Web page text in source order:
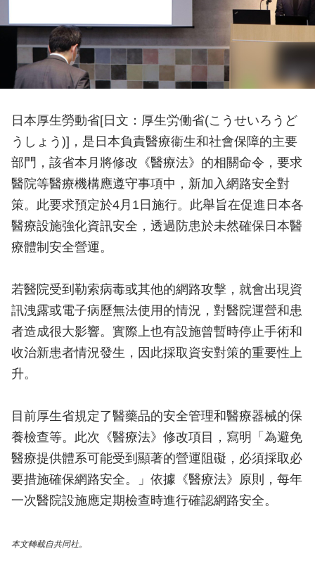
日本厚生勞動省[日文：厚生労働省(こうせいろうど
うしょう)]，是日本負責醫療衞生和社會保障的主要
部門，該省本月將修改《醫療法》的相關命令，要求
醫院等醫療機構應遵守事項中，新加入網路安全對
策。此要求預定於4月1日施行。此舉旨在促進日本各
醫療設施強化資訊安全，透過防患於未然確保日本醫
療體制安全營運。
若醫院受到勒索病毒或其他的網路攻擊，就會出現資
訊洩露或電子病歷無法使用的情況，對醫院運營和患
者造成很大影響。實際上也有設施曾暫時停止手術和
收治新患者情況發生，因此採取資安對策的重要性上
升。
目前厚生省規定了醫藥品的安全管理和醫療器械的保
養檢查等。此次《醫療法》修改項目，寫明「為避免
醫療提供體系可能受到顯著的營運阻礙，必須採取必
要措施確保網路安全。」依據《醫療法》原則，每年
一次醫院設施應定期檢查時進行確認網路安全。
本文轉載自共同社。